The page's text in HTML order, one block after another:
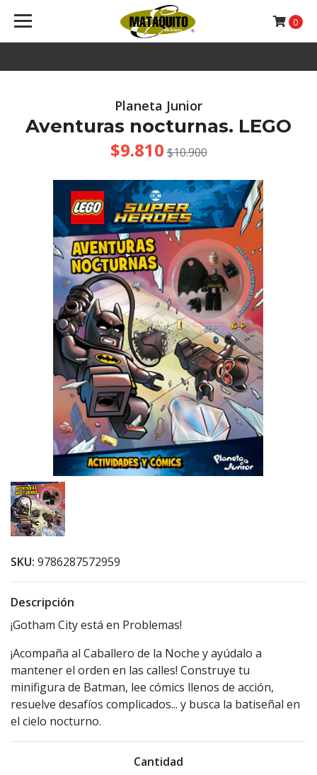
0
Planeta Junior
Aventuras nocturnas. LEGO
$9.810 $10.900
SKU: 9786287572959
Descripción
¡Gotham City está en Problemas!
¡Acompaña al Caballero de la Noche y ayúdalo a
mantener el orden en las calles! Construye tu
minifigura de Batman, lee cómics llenos de acción,
resuelve desafíos complicados... y busca la batiseñal en
el cielo nocturno.
Cantidad